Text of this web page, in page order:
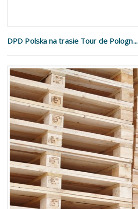
DPD Polska na trasie Tour de Pologn...